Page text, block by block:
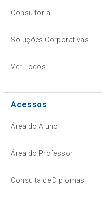
Consultoria
Soluções Corporativas
Ver Todos
Acessos
Área do Aluno
Área do Professor
Consulta de Diplomas